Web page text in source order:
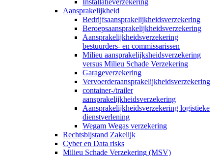
Installatieverzekering
Aansprakelijkheid
Bedrijfsaansprakelijkheidsverzekering
Beroepsaansprakelijkheidsverzekering
Aansprakelijkheidsverzekering
bestuurders- en commissarissen
Milieu aansprakelijksheidsverzekering
versus Milieu Schade Verzekering
Garageverzekering
Vervoerderaansprakelijkheidsverzekering
container-/trailer
aansprakelijkheidsverzekering
Aansprakelijkheidsverzekering logistieke
dienstverlening
Wegam Wegas verzekering
Rechtsbijstand Zakelijk
Cyber en Data risks
Milieu Schade Verzekering (MSV)